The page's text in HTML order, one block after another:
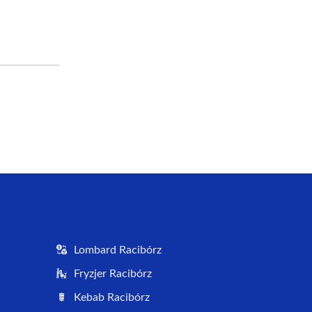
Lombard Racibórz
Fryzjer Racibórz
Kebab Racibórz